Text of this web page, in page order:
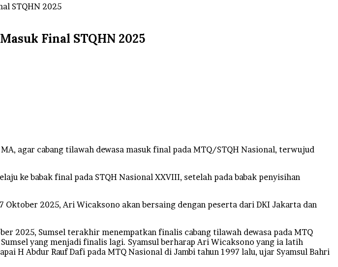
STQHN 2025
Final STQHN 2025
agar cabang tilawah dewasa masuk final pada MTQ/STQH Nasional, terwujud
ke babak final pada STQH Nasional XXVIII, setelah pada babak penyisihan
Oktober 2025, Ari Wicaksono akan bersaing dengan peserta dari DKI Jakarta dan
2025, Sumsel terakhir menempatkan finalis cabang tilawah dewasa pada MTQ
yang menjadi finalis lagi. Syamsul berharap Ari Wicaksono yang ia latih
H Abdur Rauf Dafi pada MTQ Nasional di Jambi tahun 1997 lalu, ujar Syamsul Bahri